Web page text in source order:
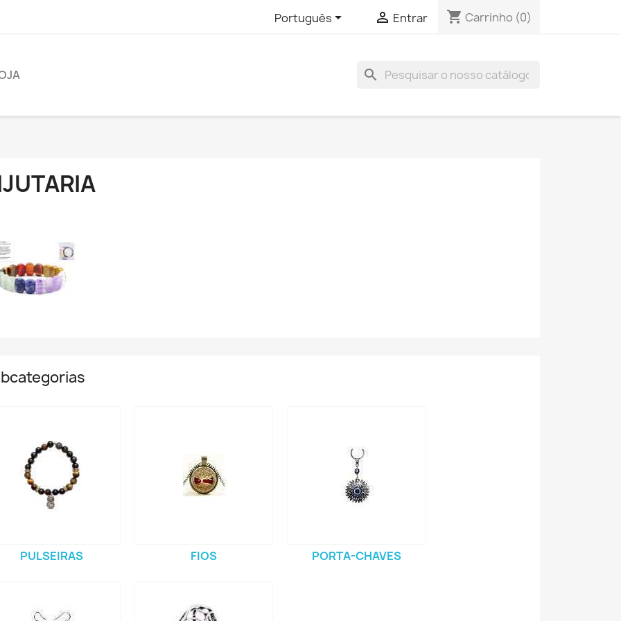
Português  Entrar shopping_cart Carrinho (0)
search
PULSEIRAS FIOS PORTA-CHAVES